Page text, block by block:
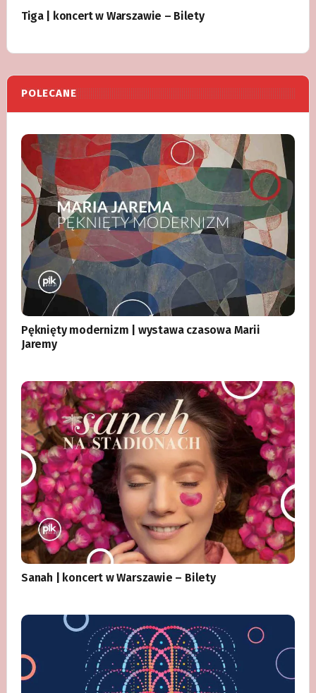
Tiga | koncert w Warszawie – Bilety
POLECANE
Pęknięty modernizm | wystawa czasowa Marii
Jaremy
Sanah | koncert w Warszawie – Bilety